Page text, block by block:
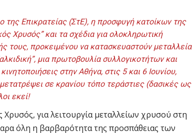
της Επικρατείας (ΣτΕ), η προσφυγή κατοίκων της
Χρυσός” και τα σχέδια για ολοκληρωτική
τους, προκειμένου να κατασκευαστούν μεταλλεία
μια πρωτοβουλία συλλογικοτήτων και
στην Αθήνα, στις 5 και 6 Ιουνίου,
σε κρανίου τόπο τεράστιες (δασικές ως
εκεί!
Χρυσός, για λειτουργία μεταλλείων χρυσού στη
όλη η βαρβαρότητα της προσπάθειας των